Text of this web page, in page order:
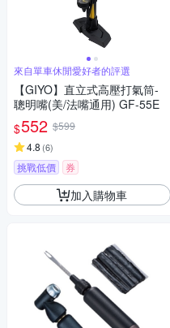
來自單車休閒愛好者的評選
【GIYO】直立式高壓打氣筒-
聰明嘴(美/法嘴通用) GF-55E
$552 $599
4.8 (6)
挑戰低價 券
加入購物車